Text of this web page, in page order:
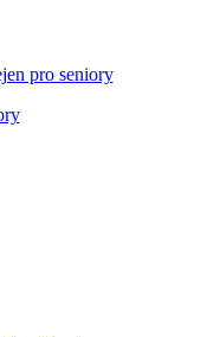
pro seniory